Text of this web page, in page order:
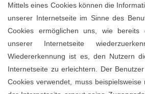
Mittels eines Cookies können die
unserer Internetseite im Sinne des
Cookies ermöglichen uns, wie bereits
unserer Internetseite
Wiedererkennung ist es, den Nutzern
Internetseite zu erleichtern. Der
Cookies verwendet, muss